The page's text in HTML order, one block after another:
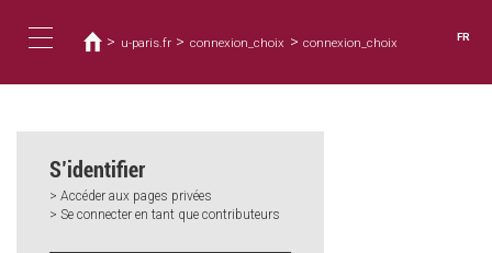
contenu
navigation
êtes
ici
> u-paris.fr > connexion_choix > connexion_choix FR
S’identifier
> Accéder aux pages privées
> Se connecter en tant que contributeurs